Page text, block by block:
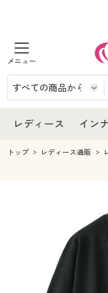
商品を探す
レディース
レディースファッショ
インナー・下着
インナー・下着通販す
ジュニア・ティーンズ下
メンズ
キッチン・雑貨・日用品
寝具・インテリア・
寝具・インテリア・家
家具・収納
美容・健康
美容・健康通販すべて
制服・スクール
レディース イン
レディース
レディース通販すべて
レディースファッショ
インナー・下着
インナー・下着通販す
ジュニア・ティーンズ
メンズ
キッチン・雑貨・日用品
寝具・インテリア・家
寝具・ベッド
美容・健康通販すべて
美容・健康・サプリメン
制服・スクール
制服・スクールすべて
大きいサイズ
トップ レディース通販